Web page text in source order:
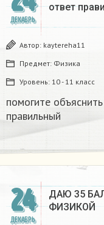
ДЕКАБРЬ
ответ
Автор: kaytereha11
Предмет: Физика
Уровень: 10 - 11 класс
помогите
правильный
24
ДЕКАБРЬ
ДАЮ 35
ФИЗИКОЙ